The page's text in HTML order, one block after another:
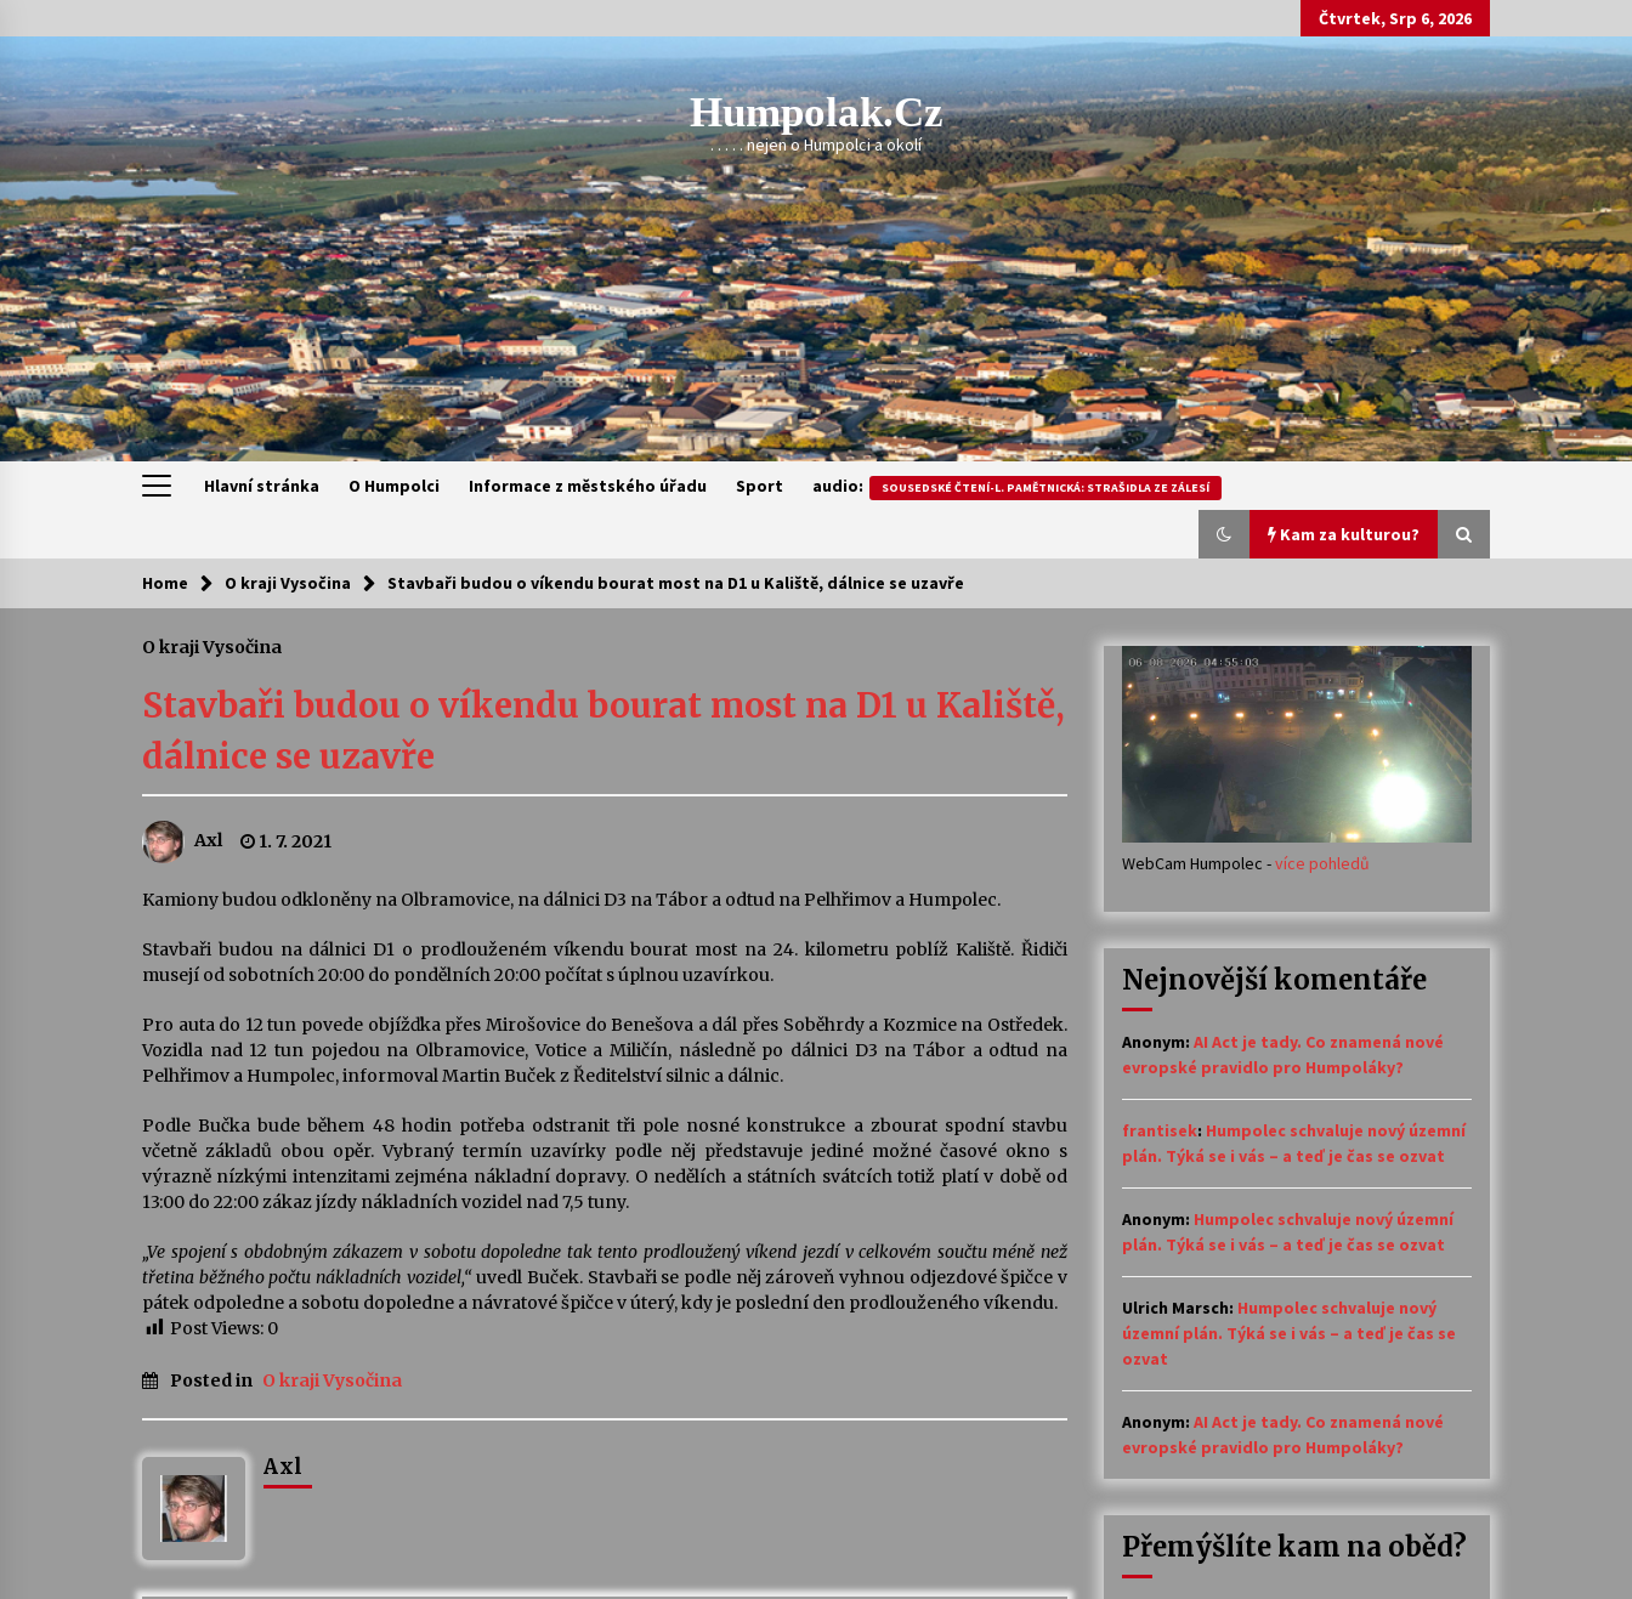
to
Čtvrtek, Srp 6, 2026
Humpolak.cz
. . . . . nejen o Humpolci a okolí
Hlavní stránka O Humpolci Informace z městského úřadu Sport audio: SOUSEDSKÉ ČTENÍ-L. PAMĚTNICKÁ: STRAŠIDLA ZE ZÁLESÍ
Kam za kulturou?
Kam za kulturou?
Camerata a Sukuba Ensemble
4. 8. 2026
Stávám se kapkou
30. 7. 2026
Veselí muzikanti
30. 7. 2026
Quijotova šedesátka: 28. 7.–1. 8.
28. 7. 2026
Kolchoz a Jenakaši
Votavžatský ploty
23. 7. 2026
Letní koncerty ve Stromovce: Rufus
22. 7. 2026
Vysočinka
14. 7. 2026
Želivě ožije odkaz Josefa Čapka
13. 7. 2026
Klášteře Želiv
3. 7. 2026
30. 6. 2026
Home O kraji Vysočina Stavbaři budou o víkendu bourat most na D1 u Kaliště, dálnice se uzavře
O kraji Vysočina
Stavbaři budou o víkendu bourat most na D1 u Kaliště,
dálnice se uzavře
Axl 1. 7. 2021
Kamiony budou odkloněny na Olbramovice, na dálnici D3 na Tábor a odtud na Pelhřimov a Humpolec.
Stavbaři budou na dálnici D1 o prodlouženém víkendu bourat most na 24. kilometru poblíž Kaliště. Řidiči
musejí od sobotních 20:00 do pondělních 20:00 počítat s úplnou uzavírkou.
Pro auta do 12 tun povede objížďka přes Mirošovice do Benešova a dál přes Soběhrdy a Kozmice na Ostředek.
Vozidla nad 12 tun pojedou na Olbramovice, Votice a Miličín, následně po dálnici D3 na Tábor a odtud na
Pelhřimov a Humpolec, informoval Martin Buček z Ředitelství silnic a dálnic.
Podle Bučka bude během 48 hodin potřeba odstranit tři pole nosné konstrukce a zbourat spodní stavbu
včetně základů obou opěr. Vybraný termín uzavírky podle něj představuje jediné možné časové okno s
výrazně nízkými intenzitami zejména nákladní dopravy. O nedělích a státních svátcích totiž platí v době od
13:00 do 22:00 zákaz jízdy nákladních vozidel nad 7,5 tuny.
„Ve spojení s obdobným zákazem v sobotu dopoledne tak tento prodloužený víkend jezdí v celkovém součtu méně než
třetina běžného počtu nákladních vozidel,“uvedl Buček. Stavbaři se podle něj zároveň vyhnou odjezdové špičce v
pátek odpoledne a sobotu dopoledne a návratové špičce v úterý, kdy je poslední den prodlouženého víkendu.
Post Views: 0
Posted in O kraji Vysočina
Axl
WebCam Humpolec -více pohledů
Nejnovější komentáře
Anonym: AI Act je tady. Co znamená nové
evropské pravidlo pro Humpoláky?
frantisek: Humpolec schvaluje nový územní
plán. Týká se i vás – a teď je čas se ozvat
Anonym: Humpolec schvaluje nový územní
plán. Týká se i vás – a teď je čas se ozvat
Ulrich Marsch: Humpolec schvaluje nový
územní plán. Týká se i vás – a teď je čas se
ozvat
Anonym: AI Act je tady. Co znamená nové
evropské pravidlo pro Humpoláky?
Přemýšlíte kam na oběd?